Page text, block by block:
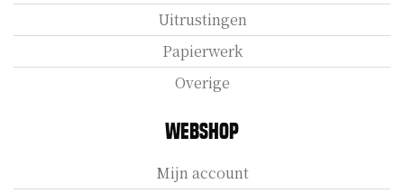
Uitrustingen
Papierwerk
Overige
Webshop
Mijn account